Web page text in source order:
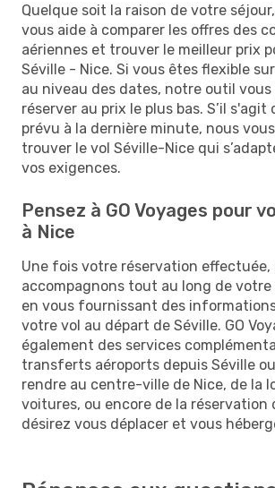
Quelque soit la raison de votre séjour,
vous aide à comparer les offres des
aériennes et trouver le meilleur prix
Séville - Nice. Si vous êtes flexible
au niveau des dates, notre outil
réserver au prix le plus bas. S’il s'agit
prévu à la dernière minute, nous
trouver le vol Séville-Nice qui
vos exigences.
Pensez à GO Voyages pour
à Nice
Une fois votre réservation effectuée,
accompagnons tout au long de votre
en vous fournissant des
votre vol au départ de Séville. GO
également des services
transferts aéroports depuis Séville
rendre au centre-ville de Nice, de la
voitures, ou encore de la réservation
désirez vous déplacer et vous